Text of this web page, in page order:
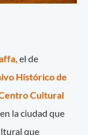
el de
Histórico de
Cultural
la ciudad que
que